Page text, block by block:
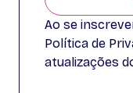
Ao se
Política de
atualizações